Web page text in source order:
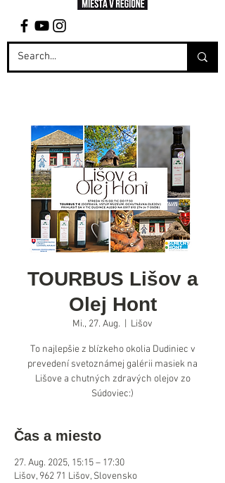
TOURBUS Lišov a
Olej Hont
Mi., 27. Aug. Lišov
To najlepšie z blízkeho okolia Dudiniec v
prevedení svetoznámej galérii masiek na
Lišove a chutných zdravých olejov zo
Súdoviec:)
Čas a miesto
27. Aug. 2025, 15:15 – 17:30
Lišov, 962 71 Lišov, Slovensko